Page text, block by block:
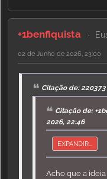
+1benfiquista
02 de Junho de 2026, 23:00
Citação de:
Citação de:
2026, 22:46
EXPANDIR...
Acho que a